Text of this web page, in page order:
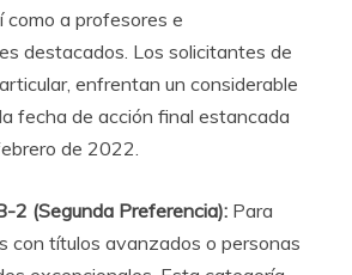
como a profesores e
destacados. Los solicitantes de
enfrentan un considerable
fecha de acción final estancada
de 2022.
2 (Segunda Preferencia): Para
con títulos avanzados o personas